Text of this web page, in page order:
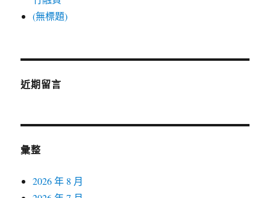
(無標題)
近期留言
彙整
2026 年 8 月